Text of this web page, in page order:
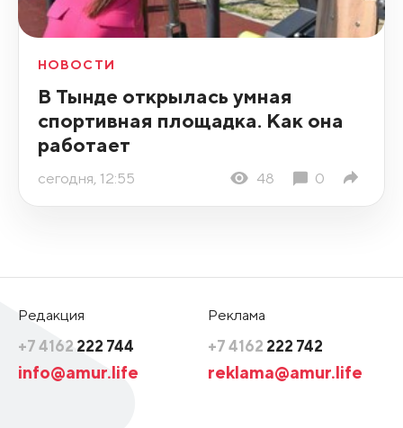
НОВОСТИ
В Тынде открылась умная
спортивная площадка. Как она
работает
сегодня, 12:55 48 0
Редакция
+7 4162 222 744
info@amur.life
Реклама
+7 4162 222 742
reklama@amur.life